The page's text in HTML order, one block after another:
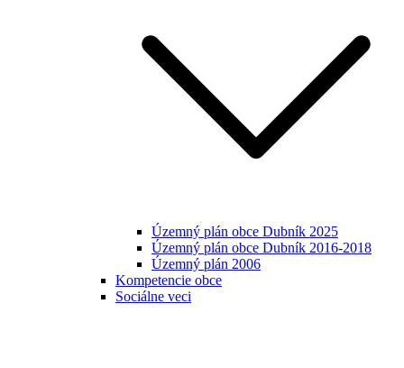
Územný plán obce Dubník 2025
Územný plán obce Dubník 2016-2018
Územný plán 2006
Kompetencie obce
Sociálne veci